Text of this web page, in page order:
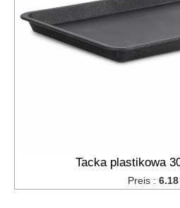
Tacka plastikowa
Preis : 6.18